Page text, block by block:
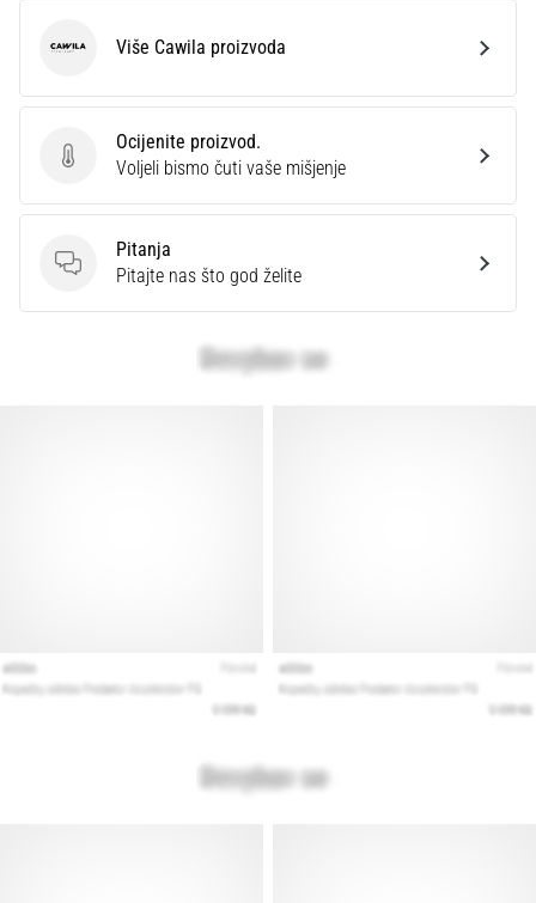
Ocijenite proizvod.
Ocijenite proizvod.
Voljeli bismo čuti vaše mišjenje
Pitanja
Pitanja
Pitajte nas što god želite
Cawila Više Cawila proizvoda